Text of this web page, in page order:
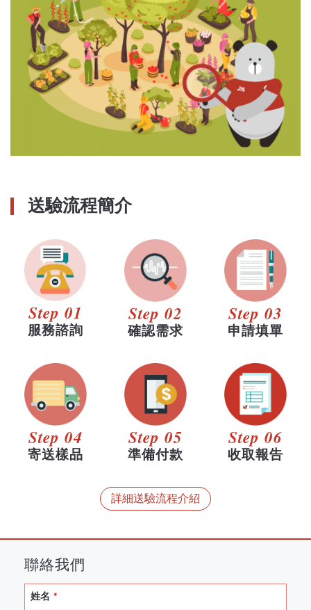
送驗流程簡介
Step 01
服務諮詢
Step 02
確認需求
Step 03
申請填單
Step 04
寄送樣品
Step 05
準備付款
Step 06
收取報告
詳細送驗流程介紹
聯絡我們
姓名 *